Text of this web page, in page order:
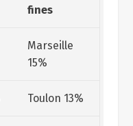
fines
Marseille
15%
Toulon 13%